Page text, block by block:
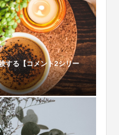
する【コメント2シリー